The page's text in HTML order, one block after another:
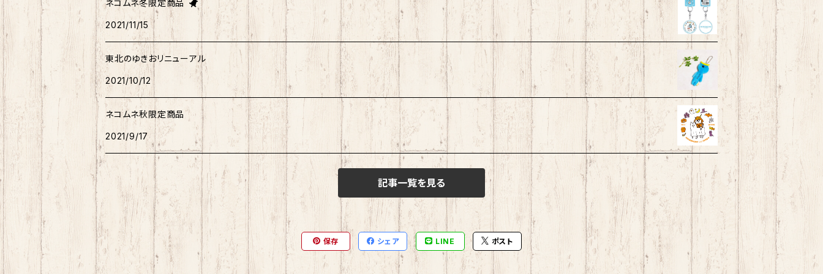
タキシードサム
こぎみゅん
ウィッシュミーメル
リトルツインスターズ
あひるのペックル
おさるのもんきち
マロンクリーム
みんなのたあ坊
旅カワウソ・しばいぬ
むすび丸
秋田犬
ご当地ハムスター
しばっころ
ポプテピピック
わさお
ネコムネandシバ
ご当地ハムスター
ゆきお
おそ松さん
サンリオキャラクター他
ネコムネandシバ
ピンバッチ
御朱印帳
ノート
缶バッチ
消しゴム
スライド缶
しおり
ホヤぼーや
ボクサーパンツ
マスク
アクリルスタンド
ネコムネ冬限定商品
2021/11/15
東北のゆきおリニューアル
2021/10/12
ネコムネ秋限定商品
2021/9/17
記事一覧を見る
保存 シェア LINE ポスト